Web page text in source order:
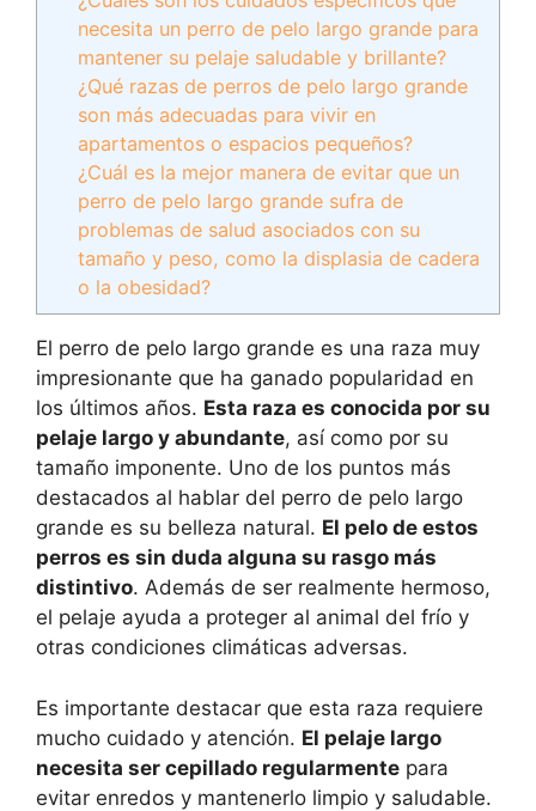
necesita un perro de pelo largo grande para
mantener su pelaje saludable y brillante?
¿Qué razas de perros de pelo largo grande
son más adecuadas para vivir en
apartamentos o espacios pequeños?
¿Cuál es la mejor manera de evitar que un
perro de pelo largo grande sufra de
problemas de salud asociados con su
tamaño y peso, como la displasia de cadera
o la obesidad?
El perro de pelo largo grande es una raza muy
impresionante que ha ganado popularidad en
los últimos años. Esta raza es conocida por su
pelaje largo y abundante, así como por su
tamaño imponente. Uno de los puntos más
destacados al hablar del perro de pelo largo
grande es su belleza natural. El pelo de estos
perros es sin duda alguna su rasgo más
distintivo. Además de ser realmente hermoso,
el pelaje ayuda a proteger al animal del frío y
otras condiciones climáticas adversas.
Es importante destacar que esta raza requiere
mucho cuidado y atención. El pelaje largo
necesita ser cepillado regularmente para
evitar enredos y mantenerlo limpio y saludable.